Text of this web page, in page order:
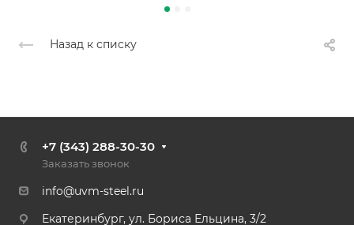
Назад к списку
+7 (343) 288-30-30
Заказать звонок
info@uvm-steel.ru
Екатеринбург, ул. Бориса Ельцина, 3/2